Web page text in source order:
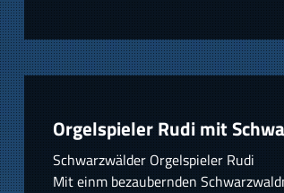
Orgelspieler Rudi mit
Schwarzwälder Orgelspieler Rudi
Mit einm bezaubernden